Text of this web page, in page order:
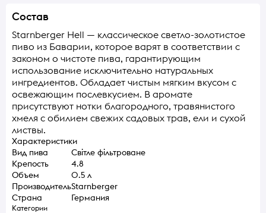
Состав
Starnberger Hell — классическое светло-золотистое
пиво из Баварии, которое варят в соответствии с
законом о чистоте пива, гарантирующим
использование исключительно натуральных
ингредиентов. Обладает чистым мягким вкусом с
освежающим послевкусием. В аромате
присутствуют нотки благородного, травянистого
хмеля с обилием свежих садовых трав, ели и сухой
листвы.
Характеристики
Вид пива
Світле фільтроване
Крепость
4.8
Объем
0.5 л
ПроизводительStarnberger
Страна
Германия
Категории